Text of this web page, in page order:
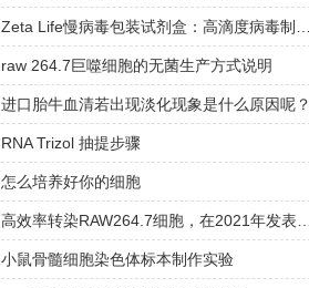
raw 264.7巨噬细胞的无菌生产方式说明
进口胎牛血清若出现淡化现象是什么原因呢？
RNA Trizol 抽提步骤
怎么培养好你的细胞
小鼠骨髓细胞染色体标本制作实验